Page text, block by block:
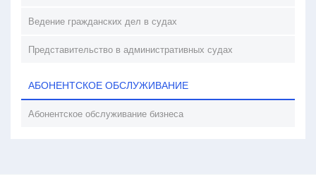
Ведение гражданских дел в судах
Представительство в административных судах
АБОНЕНТСКОЕ ОБСЛУЖИВАНИЕ
Абонентское обслуживание бизнеса